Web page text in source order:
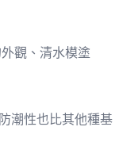
觀、清水模塗
潮性也比其他種基